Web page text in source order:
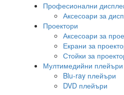
Професионални
Аксесоари за
Проектори
Аксесоари за
Екрани за
Стойки за
Мултимедийни плейъри
Blu-ray плейъри
DVD плейъри